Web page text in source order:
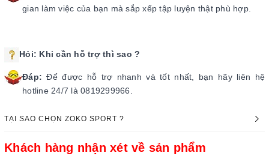
gian làm việc của bạn mà sắp xếp tập luyện thật phù hợp.
Hỏi: Khi cần hỗ trợ thì sao ?
Đáp:Để được hỗ trợ nhanh và tốt nhất, bạn hãy liên hệ
hotline 24/7 là 0819299966.
TẠI SAO CHỌN ZOKO SPORT ?
Khách hàng nhận xét về sản phẩm